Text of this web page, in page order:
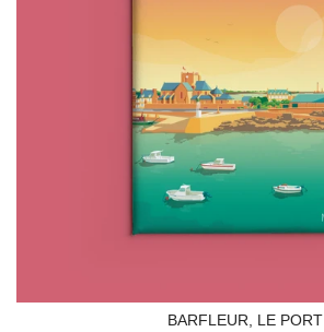
BARFLEUR, LE PORT